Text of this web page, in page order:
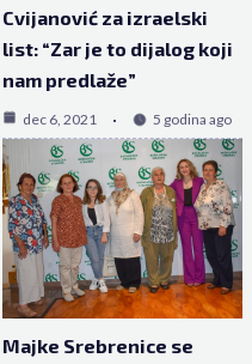
Cvijanović za izraelski
list: “Zar je to dijalog koji
nam predlaže”
dec 6, 2021 5 godina ago
Majke Srebrenice se